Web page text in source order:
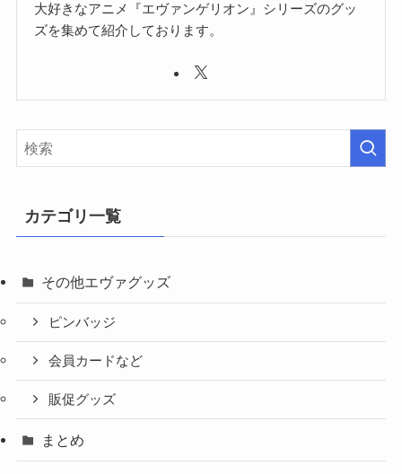
大好きなアニメ『エヴァンゲリオン』シリーズのグッ
ズを集めて紹介しております。
カテゴリ一覧
その他エヴァグッズ
ピンバッジ
会員カードなど
販促グッズ
まとめ